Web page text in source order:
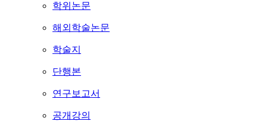
학위논문
해외학술논문
학술지
단행본
연구보고서
공개강의